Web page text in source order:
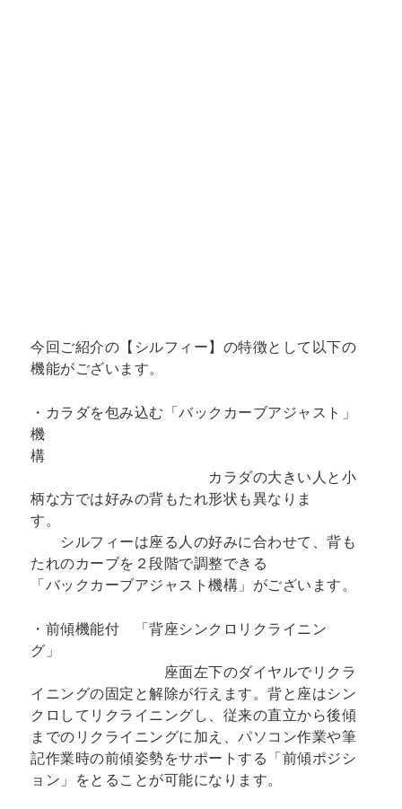
今回ご紹介の【シルフィー】の特徴として以下の
機能がございます。
・カラダを包み込む「バックカーブアジャスト」
機
構
カラダの大きい人と小
柄な方では好みの背もたれ形状も異なりま
す。
シルフィーは座る人の好みに合わせて、背も
たれのカーブを２段階で調整できる
「バックカーブアジャスト機構」がございます。
・前傾機能付 「背座シンクロリクライニン
グ」
座面左下のダイヤルでリクラ
イニングの固定と解除が行えます。背と座はシン
クロしてリクライニングし、従来の直立から後傾
までのリクライニングに加え、パソコン作業や筆
記作業時の前傾姿勢をサポートする「前傾ポジシ
ョン」をとることが可能になります。